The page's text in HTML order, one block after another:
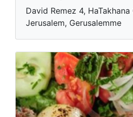
David Remez 4,
Jerusalem, Gerusalemme